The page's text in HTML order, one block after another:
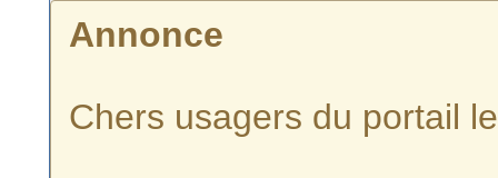
Annonce
Chers usagers du portail